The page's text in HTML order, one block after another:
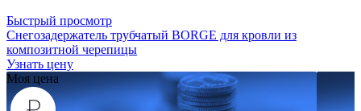
Быстрый просмотр
Снегозадержатель трубчатый BORGE для кровли из
композитной черепицы
Узнать цену
Моя цена